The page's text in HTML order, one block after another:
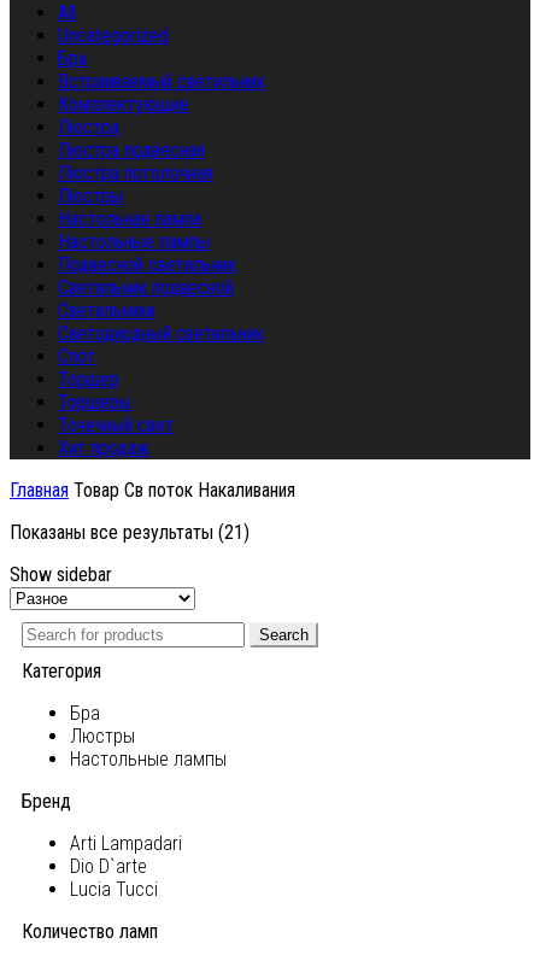
All
Uncategorized
Бра
Встраиваемый светильник
Комплектующие
Люстра
Люстра подвесная
Люстра потолочная
Люстры
Настольная лампа
Настольные лампы
Подвесной светильник
Светильник подвесной
Светильники
Светодиодный светильник
Спот
Торшер
Торшеры
Точечный свет
Хит продаж
Главная Товар Св поток Накаливания
Показаны все результаты (21)
Show sidebar
Search
Категория
Бра
Люстры
Настольные лампы
Бренд
Arti Lampadari
Dio D`arte
Lucia Tucci
Количество ламп